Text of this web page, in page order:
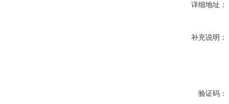
详细地址：
补充说明：
验证码：